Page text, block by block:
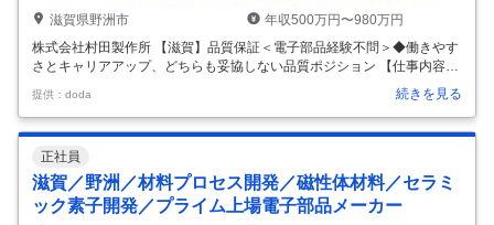
滋賀県野洲市
年収500万円〜980万円
株式会社村田製作所 【滋賀】品質保証＜電子部品経験不問＞◆働きやす
さとキャリアアップ、どちらも妥協しない品質ポジション 【仕事内容】
【滋賀】品質保証＜電子部品経験不問＞◆働きやすさとキャリアアッ
プ、どちらも妥協しない品質ポジション 【具体的な仕事内容】 ～電子部
品経験不問。品質保証として、製品開発の源流から量産・グローバル展
開まで品質を創り込むことが可能です～ 電子部品の品質保証における、
以下業務を担当して頂きます。 ■業務詳細（業務例） ・新規開発取り組
みのプロジェクト会議に参加。開発目標やその評価方法の検討に品質視
点でアドバイスを行う。 ・既存量産品の材料・設計変更に対して品質視
点で参画 …
提供：doda 続きを見る
正社員
滋賀／野洲／材料プロセス開発／磁性体材料／セラミ
ック素子開発／プライム上場電子部品メーカー